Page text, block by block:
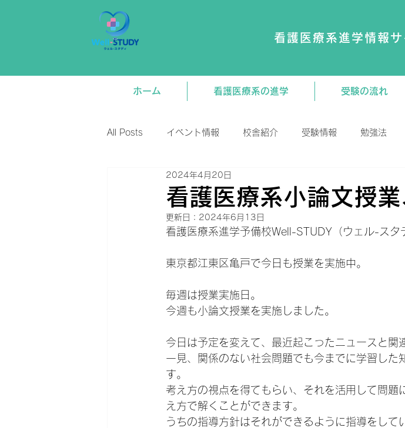
看護医療系進学情報
ホーム 看護医療系の進学 受験の流れ
All Posts イベント情報 校舎紹介 受験情報 勉強法
将来関連
看護医療系小論文授業
2024年4月20日
更新日： 2024年6月13日
看護医療系進学予備校Well-STUDY（ウェル-スタ
東京都江東区亀戸で今日も授業を実施中。
毎週は授業実施日。
今週も小論文授業を実施しました。
今日は予定を変えて、最近起こったニュースと関
一見、関係のない社会問題でも今までに学習した
す。
考え方の視点を得てもらい、それを活用して問
え方で解くことができます。
うちの指導方針はそれができるように指導をして